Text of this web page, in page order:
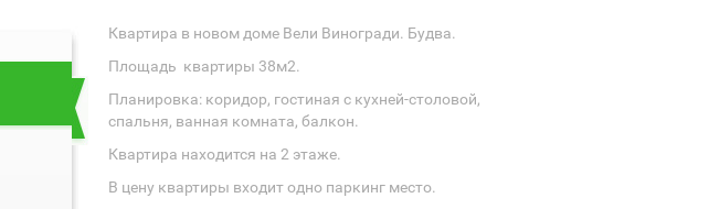
Квартира в новом доме Вели Виногради. Будва.
Площадь квартиры 38м2.
Планировка: коридор, гостиная с кухней-столовой,
спальня, ванная комната, балкон.
Квартира находится на 2 этаже.
В цену квартиры входит одно паркинг место.